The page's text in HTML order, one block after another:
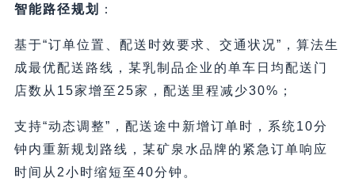
智能路径规划 ：
基于“订单位置、配送时效要求、交通状况”，算法生
成最优配送路线，某乳制品企业的单车日均配送门
店数从15家增至25家，配送里程减少30%；
支持“动态调整”，配送途中新增订单时，系统10分
钟内重新规划路线，某矿泉水品牌的紧急订单响应
时间从2小时缩短至40分钟。